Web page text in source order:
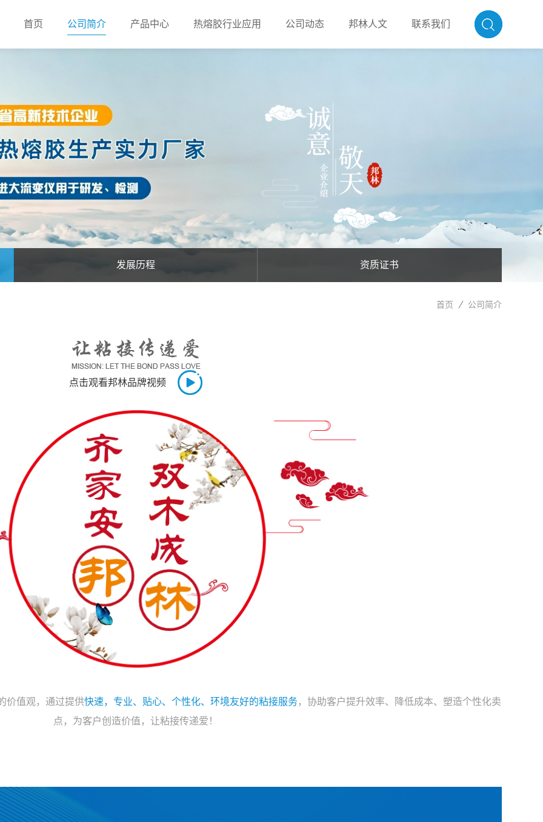
首页 公司简介 产品中心 热熔胶行业应用 公司动态 邦林人文 联系我们
发展历程 资质证书
首页 公司简介
点击观看邦林品牌视频
价值观，通过提供快速，专业、贴心、个性化、环境友好的粘接服务，协助客户提升效率、降低成本、塑造个性化卖
点，为客户创造价值，让粘接传递爱！